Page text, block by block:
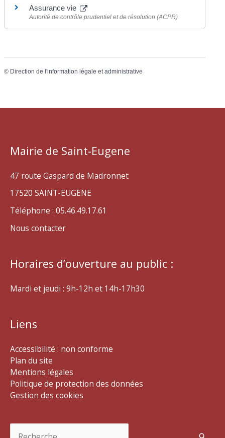
Assurance vie
Autorité de contrôle prudentiel et de résolution (ACPR)
© Direction de l'information légale et administrative
Mairie de Saint-Eugene
47 route Gaspard de Madronnet
17520 SAINT-EUGENE
Téléphone : 05.46.49.17.61
Nous contacter
Horaires d’ouverture au public :
Mardi et jeudi : 9h-12h et 14h-17h30
Liens
Accessibilité : non conforme
Plan du site
Mentions légales
Politique de protection des données
Gestion des cookies